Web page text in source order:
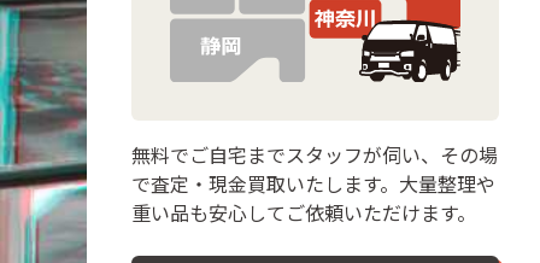
無料でご自宅までスタッフが伺い、その場
で査定・現金買取いたします。大量整理や
重い品も安心してご依頼いただけます。